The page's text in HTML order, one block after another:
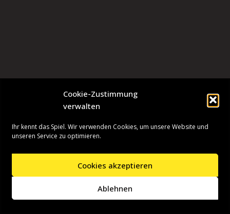
Cookie-Zustimmung
verwalten
Ihr kennt das Spiel. Wir verwenden Cookies, um unsere Website und
unseren Service zu optimieren.
Cookies akzeptieren
Ablehnen
| Präsentiert vonWordPress
Presseinformationen